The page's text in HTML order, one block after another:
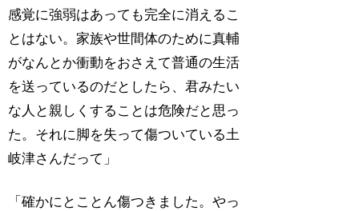
感覚に強弱はあっても完全に消えるこ
とはない。家族や世間体のために真輔
がなんとか衝動をおさえて普通の生活
を送っているのだとしたら、君みたい
な人と親しくすることは危険だと思っ
た。それに脚を失って傷ついている土
岐津さんだって」
「確かにとことん傷つきました。やっ